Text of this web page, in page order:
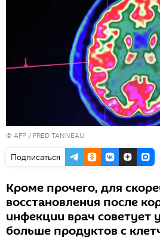
© AFP / FRED TANNEAU
Подписаться
Кроме прочего, для
восстановления после
инфекции врач советует
больше продуктов с